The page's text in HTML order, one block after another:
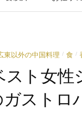
東以外の中国料理 / 食 /
スト女
ストロ